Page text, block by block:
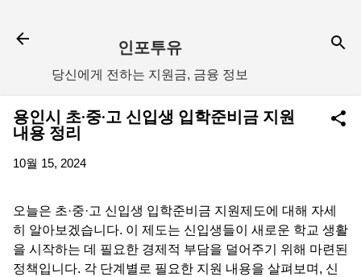
인포투유
당신에게 전하는 지원금, 금융 정보
용인시 초·중·고 신입생 입학준비금 지원
내용 정리
10월 15, 2024
오늘은 초·중·고 신입생 입학준비금 지원제도에 대해 자세
히 알아보겠습니다. 이 제도는 신입생들이 새로운 학교 생활
을 시작하는 데 필요한 경제적 부담을 덜어주기 위해 마련된
정책입니다. 각 단계별로 필요한 지원 내용을 살펴보며, 신